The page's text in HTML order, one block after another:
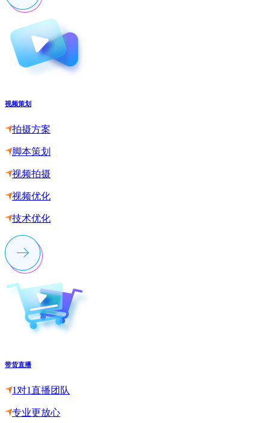
视频策划
拍摄方案
脚本策划
视频拍摄
视频优化
技术优化
带货直播
1对1直播团队
专业更放心